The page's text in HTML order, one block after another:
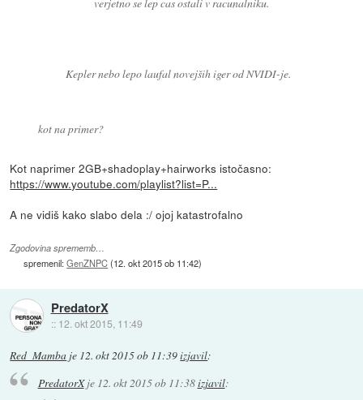
Kepler nebo lepo laufal novejših iger od NVIDI-je.
kot na primer?
Kot naprimer 2GB+shadoplay+hairworks istočasno:
https://www.youtube.com/playlist?list=P...
A ne vidiš kako slabo dela :/ ojoj katastrofalno
Zgodovina sprememb…
spremenil:GenZNPC(12. okt 2015 ob 11:42)
PredatorX
:: 12. okt 2015, 11:49
Red_Mamba je 12. okt 2015 ob 11:39izjavil:
PredatorXje 12. okt 2015 ob 11:38izjavil: